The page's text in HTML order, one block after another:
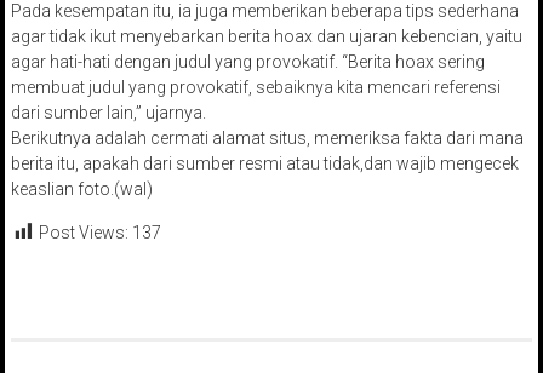
Pada kesempatan itu, ia juga memberikan beberapa tips sederhana
agar tidak ikut menyebarkan berita hoax dan ujaran kebencian, yaitu
agar hati-hati dengan judul yang provokatif. “Berita hoax sering
membuat judul yang provokatif, sebaiknya kita mencari referensi
dari sumber lain,” ujarnya.
Berikutnya adalah cermati alamat situs, memeriksa fakta dari mana
berita itu, apakah dari sumber resmi atau tidak,dan wajib mengecek
keaslian foto.(wal)
Post Views: 137